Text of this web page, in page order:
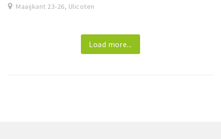
Maaijkant 23-26, Ulicoten
Load more...